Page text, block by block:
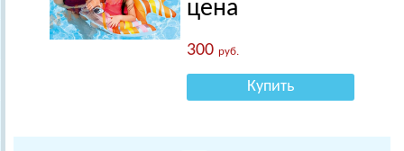
цена
300руб.
Купить